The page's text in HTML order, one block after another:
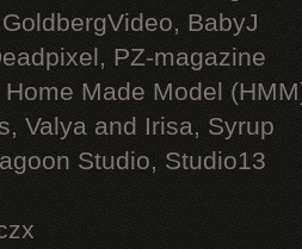
BabyJ
PZ-magazine
Made Model
Valya and Irisa, Syrup
Studio, Studio13